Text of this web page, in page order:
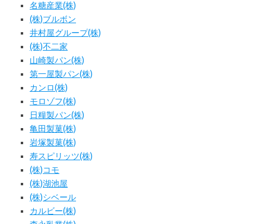
名糖産業(株)
(株)ブルボン
井村屋グループ(株)
(株)不二家
山崎製パン(株)
第一屋製パン(株)
カンロ(株)
モロゾフ(株)
日糧製パン(株)
亀田製菓(株)
岩塚製菓(株)
寿スピリッツ(株)
(株)コモ
(株)湖池屋
(株)シベール
カルビー(株)